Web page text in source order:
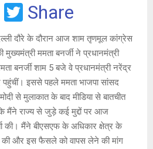
C
o
py
Li
n
k
T
wi
tt
er
Share
दौरे के दौरान आज शाम तृणमूल कांग्रेस
ममता बनर्जी ने प्रधानमंत्री
बनर्जी शाम 5 बजे वे प्रधानमंत्री नरेंद्र
इससे पहले ममता भाजपा सांसद
से मुलाकात के बाद मीडिया से बातचीत
मैंने राज्य से जुड़े कई मुद्दों पर आज
की। मैंने बीएसएफ के अधिकार क्षेत्र के
की और इस फैसले को वापस लेने की मांग